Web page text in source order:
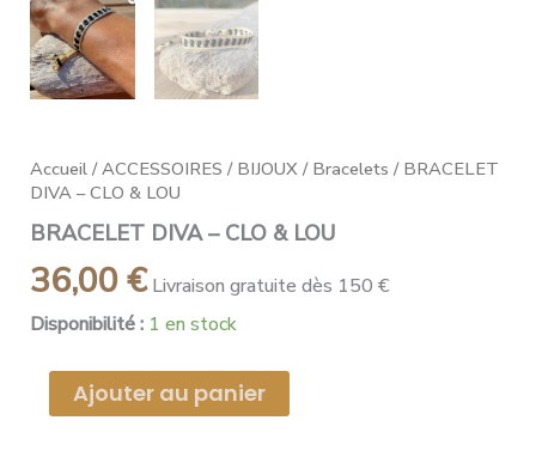
Accueil /ACCESSOIRES / BIJOUX / Bracelets / BRACELET
DIVA – CLO & LOU
BRACELET DIVA – CLO & LOU
36,00€ Livraison gratuite dès 150 €
Disponibilité : 1 en stock
Ajouter au panier